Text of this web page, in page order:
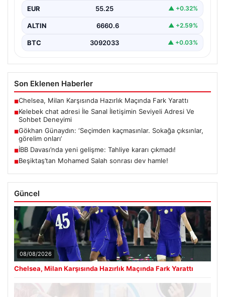
EUR 55.25 ▲ +0.32%
ALTIN 6660.6 ▲ +2.59%
BTC 3092033 ▲ +0.03%
Son Eklenen Haberler
■Chelsea, Milan Karşısında Hazırlık Maçında Fark Yarattı
■Kelebek chat adresi İle Sanal İletişimin Seviyeli Adresi Ve
Sohbet Deneyimi
■Gökhan Günaydın: ‘Seçimden kaçmasınlar. Sokağa çıksınlar,
görelim onları’
■İBB Davası’nda yeni gelişme: Tahliye kararı çıkmadı!
■Beşiktaş’tan Mohamed Salah sonrası dev hamle!
Güncel
08/08/2026
Chelsea, Milan Karşısında Hazırlık Maçında Fark Yarattı